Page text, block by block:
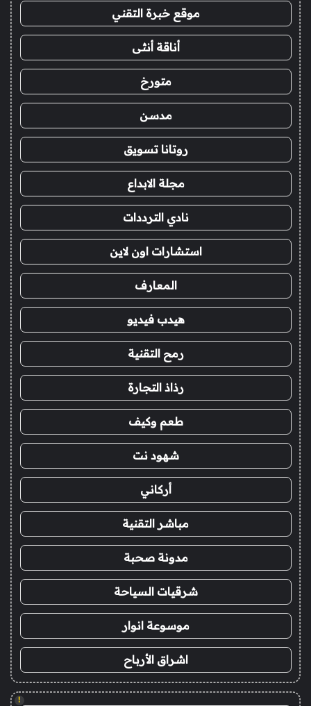
موقع خبرة التقني
أناقة أنثى
متورخ
مدسن
روتانا تسويق
مجلة الابداع
نادي الترددات
استشارات اون لاين
المعارف
هيدب فيديو
رمح التقنية
رذاذ التجارة
طعم وكيف
شهود نت
أركاني
مباشر التقنية
مدونة صحبة
شرقيات السياحة
موسوعة انوار
اشراق الأرباح
!